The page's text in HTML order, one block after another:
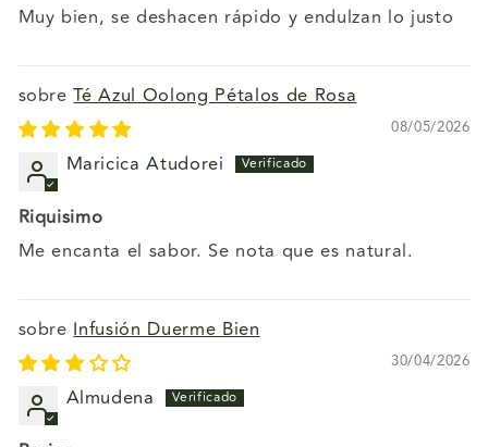
Muy bien, se deshacen rápido y endulzan lo justo
Té Azul Oolong Pétalos de Rosa
08/05/2026
Maricica Atudorei
Riquisimo
Me encanta el sabor. Se nota que es natural.
Infusión Duerme Bien
30/04/2026
Almudena